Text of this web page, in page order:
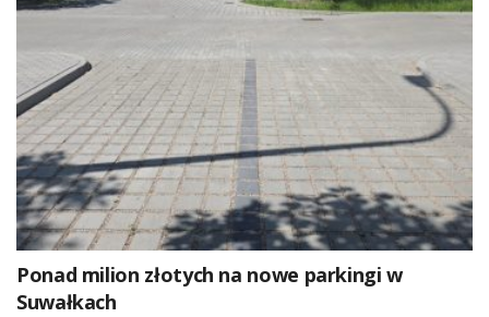
Ponad milion złotych na nowe parkingi w
Suwałkach